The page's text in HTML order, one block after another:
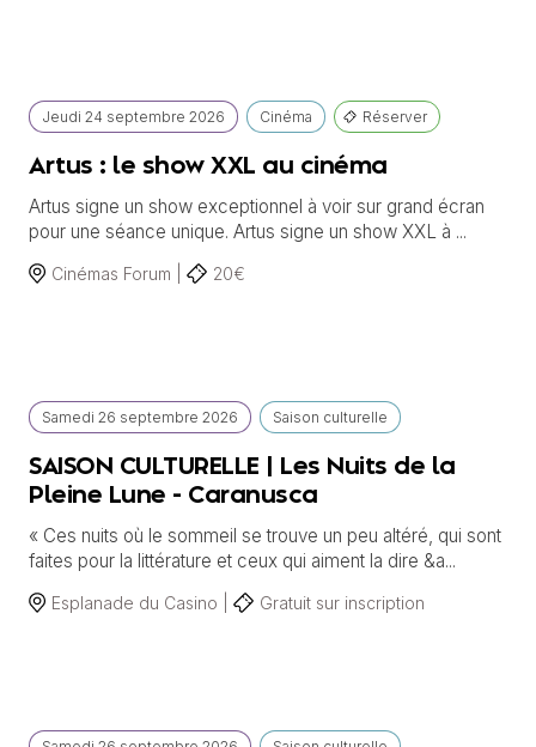
Jeudi 24 septembre 2026 Cinéma Réserver
Artus : le show XXL au cinéma
Artus signe un show exceptionnel à voir sur grand écran
pour une séance unique. Artus signe un show XXL à ...
Cinémas Forum | 20€
Samedi 26 septembre 2026 Saison culturelle
SAISON CULTURELLE | Les Nuits de la
Pleine Lune - Caranusca
« Ces nuits où le sommeil se trouve un peu altéré, qui sont
faites pour la littérature et ceux qui aiment la dire &a...
Esplanade du Casino | Gratuit sur inscription